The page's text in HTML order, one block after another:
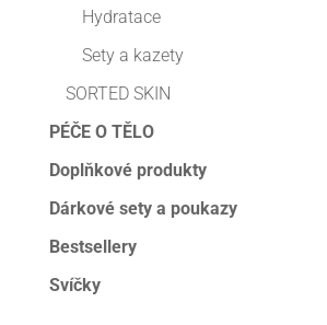
Hydratace
Sety a kazety
SORTED SKIN
PÉČE O TĚLO
Doplňkové produkty
Dárkové sety a poukazy
Bestsellery
Svíčky